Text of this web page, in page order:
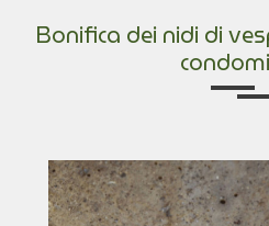
intervento
partner
novità
Bonifica dei nidi di
RISTRUTTURAZIONI
Agevolazioni
Bonus
50%